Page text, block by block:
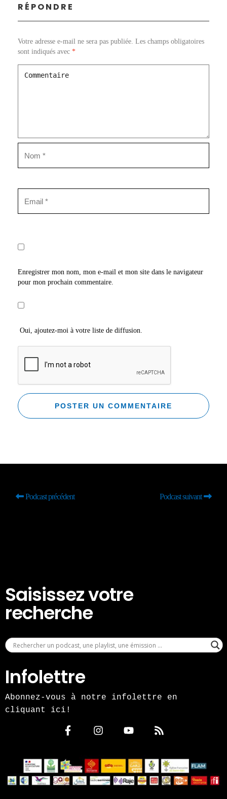
RÉPONDRE
Votre adresse e-mail ne sera pas publiée. Les champs obligatoires
sont indiqués avec *
Enregistrer mon nom, mon e-mail et mon site dans le navigateur
pour mon prochain commentaire.
Oui, ajoutez-moi à votre liste de diffusion.
Podcast précédent Podcast suivant
Saisissez votre
recherche
Infolettre
Abonnez-vous à notre infolettre en
cliquant ici!